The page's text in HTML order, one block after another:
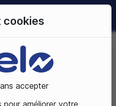
cookies
accepter
améliorer votre
AU SAMEDIDE 10H À 19H